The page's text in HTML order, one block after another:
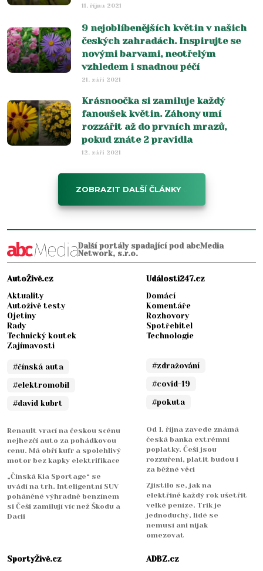
11. října 2021
9 nejoblíbenějších květin v našich
českých zahradách. Inspirujte se
novými barvami, neotřelým
vzhledem i snadnou péčí
21. září 2021
Krásnoočka si zamiluje každý
fanoušek květin. Záhony umí
rozzářit až do prvních mrazů,
pokud znáte 2 pravidla
12. září 2021
ZOBRAZIT DALŠÍ ČLÁNKY
Další portály spadající pod abcMedia
Network, s.r.o.
AutoŽivě.cz
Aktuality
Autoživě testy
Ojetiny
Rady
Technický koutek
Zajímavosti
#čínská auta
#elektromobil
#david kubrt
Renault vrací na českou scénu
nejhezčí auto za pohádkovou
cenu. Má obří kufr a spolehlivý
motor bez kapky elektrifikace
„Čínská Kia Sportage“ se
uvádí na trh. Inteligentní SUV
poháněné výhradně benzínem
si Češi zamilují víc než Škodu a
Dacii
Události247.cz
Domácí
Komentáře
Rozhovory
Spotřebitel
Technologie
#zdražování
#covid-19
#pokuta
Od 1. října zavede známá
česká banka extrémní
poplatky. Češi jsou
rozzuřeni, platit budou i
za běžné věci
Zjistilo se, jak na
elektřině každý rok ušetřit
velké peníze. Trik je
jednoduchý, lidé se
nemusí ani nijak
omezovat
SportyŽivě.cz
ADBZ.cz